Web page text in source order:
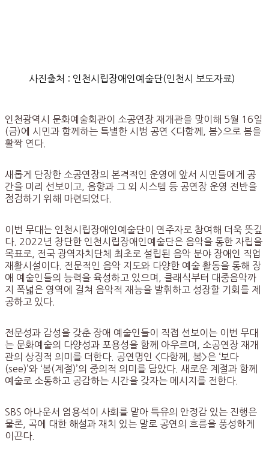
사진출처 : 인천시립장애인예술단(인천시 보도자료)
인천광역시 문화예술회관이 소공연장 재개관을 맞이해 5월 16일
(금)에 시민과 함께하는 특별한 시범 공연 <다함께, 봄>으로 봄을
활짝 연다.
새롭게 단장한 소공연장의 본격적인 운영에 앞서 시민들에게 공
간을 미리 선보이고, 음향과 그 외 시스템 등 공연장 운영 전반을
점검하기 위해 마련되었다.
이번 무대는 인천시립장애인예술단이 연주자로 참여해 더욱 뜻깊
다. 2022년 창단한 인천시립장애인예술단은 음악을 통한 자립을
목표로, 전국 광역자치단체 최초로 설립된 음악 분야 장애인 직업
재활시설이다. 전문적인 음악 지도와 다양한 예술 활동을 통해 장
애 예술인들의 능력을 육성하고 있으며, 클래식부터 대중음악까
지 폭넓은 영역에 걸쳐 음악적 재능을 발휘하고 성장할 기회를 제
공하고 있다.
전문성과 감성을 갖춘 장애 예술인들이 직접 선보이는 이번 무대
는 문화예술의 다양성과 포용성을 함께 아우르며, 소공연장 재개
관의 상징적 의미를 더한다. 공연명인 <다함께, 봄>은 ‘보다
(see)’와 ‘봄(계절)’의 중의적 의미를 담았다. 새로운 계절과 함께
예술로 소통하고 공감하는 시간을 갖자는 메시지를 전한다.
SBS 아나운서 염용석이 사회를 맡아 특유의 안정감 있는 진행은
물론, 곡에 대한 해설과 재치 있는 말로 공연의 흐름을 풍성하게
이끈다.